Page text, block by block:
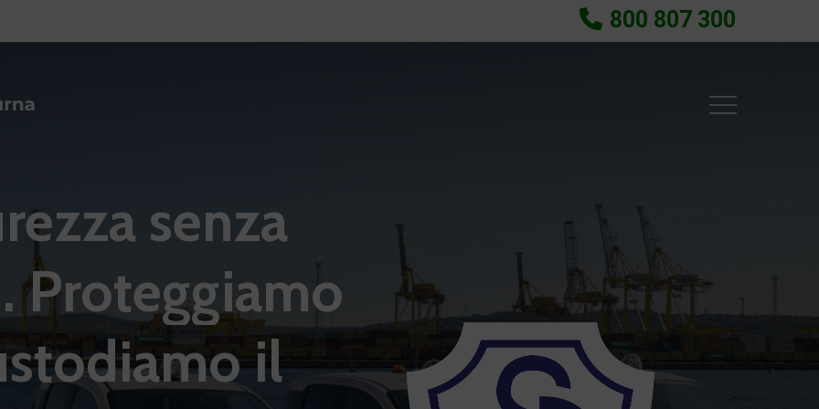
800 807 300
Menu
senza
Proteggiamo
il